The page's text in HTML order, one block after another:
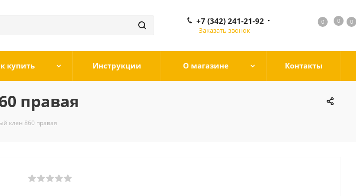
0 0 0
0
+7 (342) 241-21-92
Заказать звонок
купить Инструкции О магазине Контакты
правая
клен 860 правая